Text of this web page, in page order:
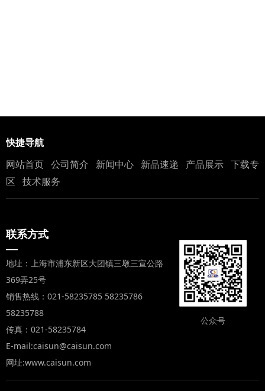
快捷导航
网站首页 公司简介 新闻中心 新品速递 产品展示
下载专
区
技术服务
联系方式
—
地址：上海市浦东新区大团镇三墩三宣公路
369弄25号
销售热线：021-58235785 58235786
58235788
传真：021-58235784
E-mail:caisun@caisun.com
网址:www.caisun.com
公众号